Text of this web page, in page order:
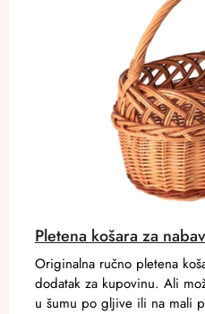
Pletena košara za
Originalna ručno pletena
dodatak za kupovinu. Ali
u šumu po gljive ili na mali